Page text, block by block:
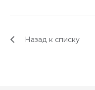
Назад к списку